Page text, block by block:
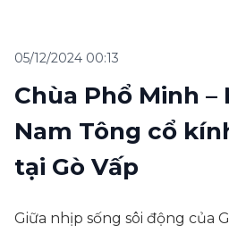
05/12/2024 00:13
Chùa Phổ Minh –
Nam Tông cổ
tại Gò Vấp
Giữa nhịp sống sôi động của